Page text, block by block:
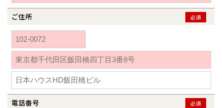
ご住所 必須
電話番号 必須
福島
石川
福井
千葉
茨城
栃木
群馬
静岡
三重
京都
兵庫
奈良
滋賀
岡山
香川
愛媛
鳥取
九州
福岡
佐賀
熊本
分譲マンション
※現住所のある都道府県以外の建築予定地の方でも現住所の有るお近
くの展示場又は店舗にお問合せください。
応します。お気軽にご相談ください。
福島県
郡山
いわき
石川県
福井県
埼玉県
埼玉
千葉県
柏
茨城県
水戸
栃木県
宇都宮
静岡県
三重県
京都府
京都
奈良県
奈良
岡山県
岡山
香川県
高松
愛媛県
松山
九州
福岡県
佐賀県
佐賀
熊本県
熊本
大分県
大分